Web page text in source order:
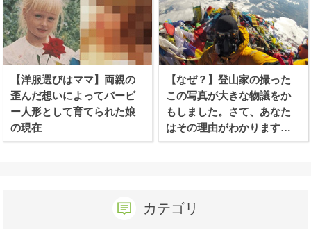
【洋服選びはママ】両親の
歪んだ想いによってバービ
ー人形として育てられた娘
の現在
【なぜ？】登山家の撮った
この写真が大きな物議をか
もしました。さて、あなた
はその理由がわかります
か？
カテゴリ